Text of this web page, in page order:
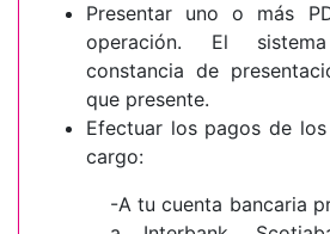
Presentar uno o más
operación. El
constancia de
que presente.
Efectuar los pagos de
cargo:
-A tu cuenta bancaria